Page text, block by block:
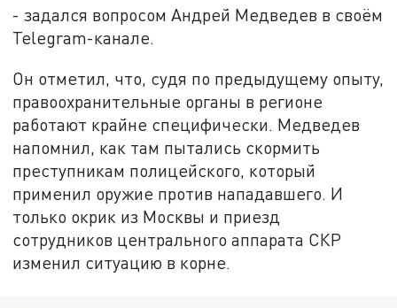
- задался вопросом Андрей Медведев в своём
Telegram-канале.
Он отметил, что, судя по предыдущему опыту,
правоохранительные органы в регионе
работают крайне специфически. Медведев
напомнил, как там пытались скормить
преступникам полицейского, который
применил оружие против нападавшего. И
только окрик из Москвы и приезд
сотрудников центрального аппарата СКР
изменил ситуацию в корне.